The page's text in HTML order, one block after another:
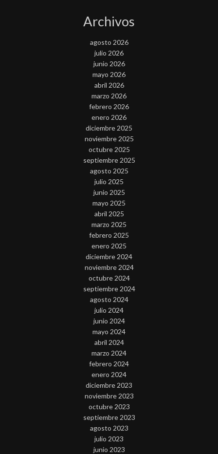
Archivos
agosto 2026
julio 2026
junio 2026
mayo 2026
abril 2026
marzo 2026
febrero 2026
enero 2026
diciembre 2025
noviembre 2025
octubre 2025
septiembre 2025
agosto 2025
julio 2025
junio 2025
mayo 2025
abril 2025
marzo 2025
febrero 2025
enero 2025
diciembre 2024
noviembre 2024
octubre 2024
septiembre 2024
agosto 2024
julio 2024
junio 2024
mayo 2024
abril 2024
marzo 2024
febrero 2024
enero 2024
diciembre 2023
noviembre 2023
octubre 2023
septiembre 2023
agosto 2023
julio 2023
junio 2023